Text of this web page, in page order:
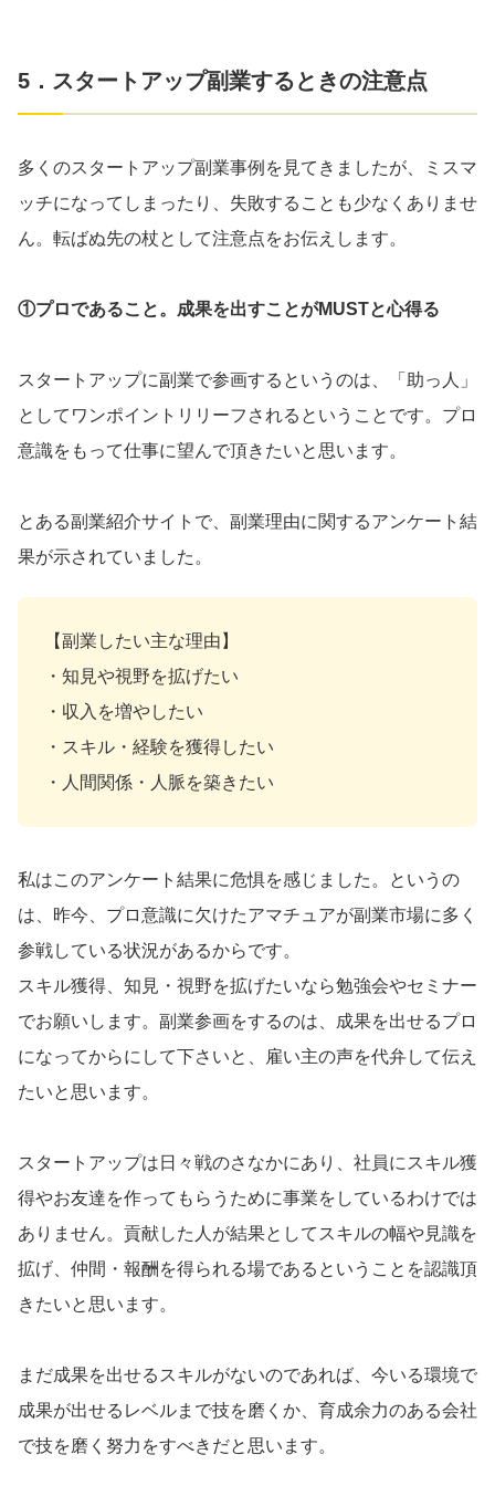
5．スタートアップ副業するときの注意点
多くのスタートアップ副業事例を見てきましたが、ミスマ
ッチになってしまったり、失敗することも少なくありませ
ん。転ばぬ先の杖として注意点をお伝えします。
①プロであること。成果を出すことがMUSTと心得る
スタートアップに副業で参画するというのは、「助っ人」
としてワンポイントリリーフされるということです。プロ
意識をもって仕事に望んで頂きたいと思います。
とある副業紹介サイトで、副業理由に関するアンケート結
果が示されていました。
【副業したい主な理由】
・知見や視野を拡げたい
・収入を増やしたい
・スキル・経験を獲得したい
・人間関係・人脈を築きたい
私はこのアンケート結果に危惧を感じました。というの
は、昨今、プロ意識に欠けたアマチュアが副業市場に多く
参戦している状況があるからです。
スキル獲得、知見・視野を拡げたいなら勉強会やセミナー
でお願いします。副業参画をするのは、成果を出せるプロ
になってからにして下さいと、雇い主の声を代弁して伝え
たいと思います。
スタートアップは日々戦のさなかにあり、社員にスキル獲
得やお友達を作ってもらうために事業をしているわけでは
ありません。貢献した人が結果としてスキルの幅や見識を
拡げ、仲間・報酬を得られる場であるということを認識頂
きたいと思います。
まだ成果を出せるスキルがないのであれば、今いる環境で
成果が出せるレベルまで技を磨くか、育成余力のある会社
で技を磨く努力をすべきだと思います。